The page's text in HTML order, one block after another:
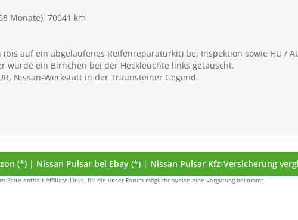
Monate), 70041 km
(bis auf ein abgelaufenes Reifenreparaturkit) bei Inspektion sowie HU /
wurde ein Birnchen bei der Heckleuchte links getauscht.
Nissan-Werkstatt in der Traunsteiner Gegend.
(*) | Nissan Pulsar bei Ebay (*) | Nissan Pulsar Kfz-Versicherung
Seite enthält Affiliate-Links, für die unser Forum möglicherweise eine Vergütung bekommt.